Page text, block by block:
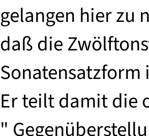
gelangen hier zu
daß die
Er teilt damit die
"